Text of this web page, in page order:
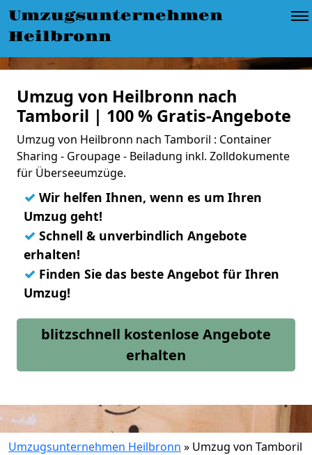
Umzugsunternehmen
Heilbronn
Umzug von Heilbronn nach
Tamboril | 100 % Gratis-Angebote
Umzug von Heilbronn nach Tamboril : Container
Sharing - Groupage - Beiladung inkl. Zolldokumente
für Überseeumzüge.
✓ Wir helfen Ihnen, wenn es um Ihren
Umzug geht!
✓ Schnell & unverbindlich Angebote
erhalten!
✓ Finden Sie das beste Angebot für Ihren
Umzug!
blitzschnell kostenlose Angebote
erhalten
Umzugsunternehmen Heilbronn » Umzug von Tamboril